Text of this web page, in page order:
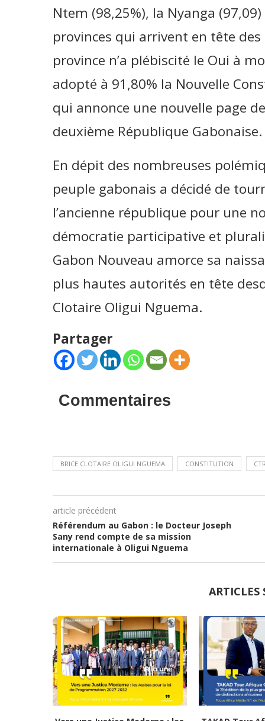
Ntem (98,25%), la Nyanga
provinces qui arrivent en tête
province n’a plébiscité le Oui à
adopté à 91,80% la Nouvelle
qui annonce une nouvelle page
deuxième République Gabonaise.
En dépit des nombreuses
peuple gabonais a décidé de
l’ancienne république pour une
démocratie participative et
Gabon Nouveau amorce sa
plus hautes autorités en tête
Clotaire Oligui Nguema.
Partager
Commentaires
BRICE CLOTAIRE OLIGUI NGUEMA CONSTITUTION
article précédent
Référendum au Gabon : le Docteur Joseph
Sany rend compte de sa mission
internationale à Oligui Nguema
ARTICLES